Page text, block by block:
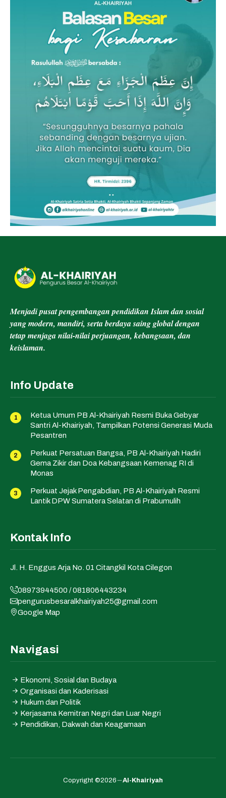
Menjadi pusat pengembangan pendidikan Islam dan sosial
yang modern, mandiri, serta berdaya saing global dengan
tetap menjaga nilai-nilai perjuangan, kebangsaan, dan
keislaman.
Info Update
Ketua Umum PB Al-Khairiyah Resmi Buka Gebyar
Santri Al-Khairiyah, Tampilkan Potensi Generasi Muda
Pesantren
Perkuat Persatuan Bangsa, PB Al-Khairiyah Hadiri
Gema Zikir dan Doa Kebangsaan Kemenag RI di
Monas
Perkuat Jejak Pengabdian, PB Al-Khairiyah Resmi
Lantik DPW Sumatera Selatan di Prabumulih
Kontak Info
Jl. H. Enggus Arja No. 01 Citangkil Kota Cilegon
08973944500 / 081806443234
pengurusbesaralkhairiyah25@gmail.com
Google Map
Navigasi
Ekonomi, Sosial dan Budaya
Organisasi dan Kaderisasi
Hukum dan Politik
Kerjasama Kemitran Negri dan Luar Negri
Pendidikan, Dakwah dan Keagamaan
Copyright ©2026 Al-Khairiyah